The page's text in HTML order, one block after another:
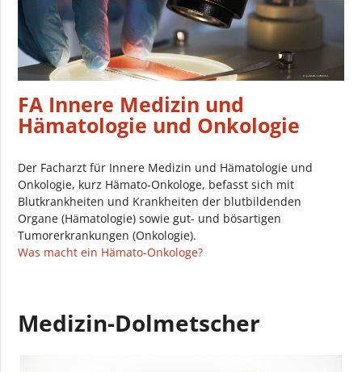
FA Innere Medizin und
Hämatologie und Onkologie
Der Facharzt für Innere Medizin und Hämatologie und
Onkologie, kurz Hämato-Onkologe, befasst sich mit
Blutkrankheiten und Krankheiten der blutbildenden
Organe (Hämatologie) sowie gut- und bösartigen
Tumorerkrankungen (Onkologie).
Was macht ein Hämato-Onkologe?
Medizin-Dolmetscher